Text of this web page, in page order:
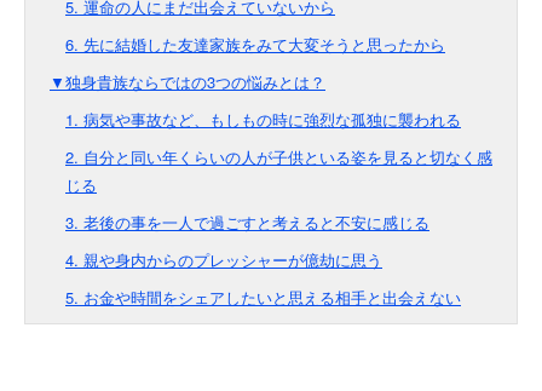
5. 運命の人にまだ出会えていないから
6. 先に結婚した友達家族をみて大変そうと思ったから
▼独身貴族ならではの3つの悩みとは？
1. 病気や事故など、もしもの時に強烈な孤独に襲われる
2. 自分と同い年くらいの人が子供といる姿を見ると切なく感
じる
3. 老後の事を一人で過ごすと考えると不安に感じる
4. 親や身内からのプレッシャーが億劫に思う
5. お金や時間をシェアしたいと思える相手と出会えない